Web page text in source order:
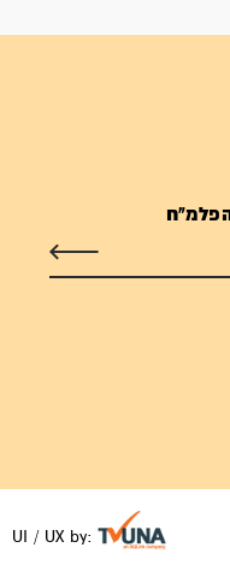
UI / UX by: